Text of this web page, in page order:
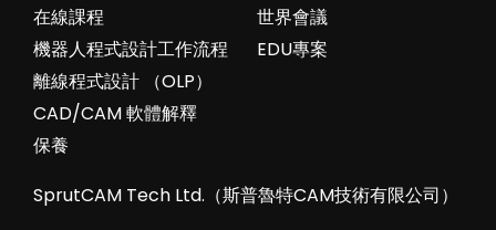
世界會議
EDU專案
在線課程
機器人程式設計工作流程
離線程式設計 （OLP）
CAD/CAM 軟體解釋
保養
SprutCAM Tech Ltd.（斯普魯特CAM技術有限公司）